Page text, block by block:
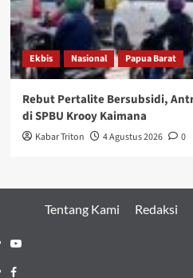
Ekbis Nasional Papua Barat
Rebut Pertalite Bersubsidi,
di SPBU Krooy Kaimana
Kabar Triton 4 Agustus 2026 0
Tentang Kami Redaksi
Youtube
Facebook